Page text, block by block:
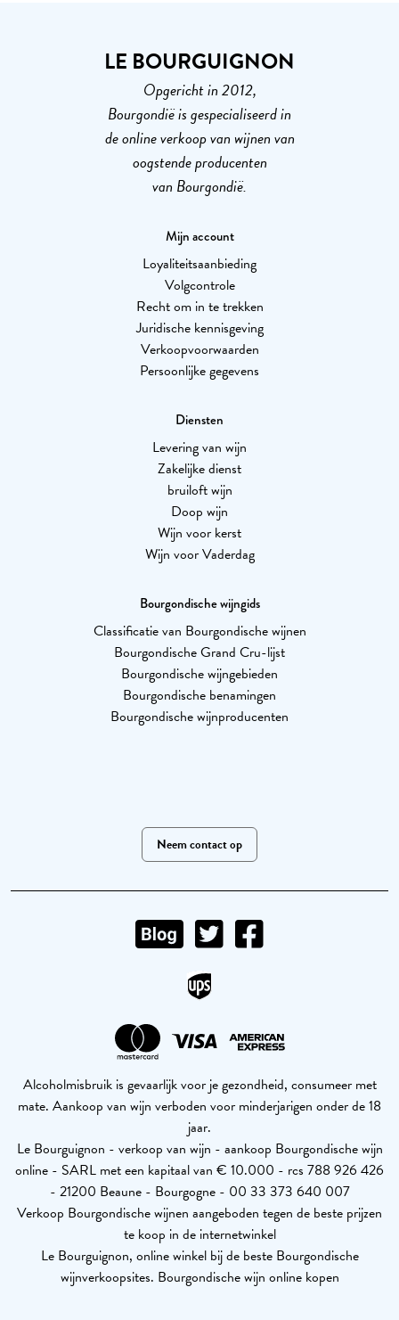
LE BOURGUIGNON
Opgericht in 2012,
Bourgondië is gespecialiseerd in
de online verkoop van wijnen van
oogstende producenten
van Bourgondië.
Mijn account
Loyaliteitsaanbieding
Volgcontrole
Recht om in te trekken
Juridische kennisgeving
Verkoopvoorwaarden
Persoonlijke gegevens
Diensten
Levering van wijn
Zakelijke dienst
bruiloft wijn
Doop wijn
Wijn voor kerst
Wijn voor Vaderdag
Bourgondische wijngids
Classificatie van Bourgondische wijnen
Bourgondische Grand Cru-lijst
Bourgondische wijngebieden
Bourgondische benamingen
Bourgondische wijnproducenten
Neem contact op
Alcoholmisbruik is gevaarlijk voor je gezondheid, consumeer met
mate. Aankoop van wijn verboden voor minderjarigen onder de 18
jaar.
Le Bourguignon - verkoop van wijn - aankoop Bourgondische wijn
online - SARL met een kapitaal van € 10.000 - rcs 788 926 426
- 21200 Beaune - Bourgogne - 00 33 373 640 007
Verkoop Bourgondische wijnen aangeboden tegen de beste prijzen
te koop in de internetwinkel
Le Bourguignon, online winkel bij de beste Bourgondische
wijnverkoopsites. Bourgondische wijn online kopen